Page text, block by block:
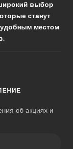
выбор
станут
местом
об акциях и